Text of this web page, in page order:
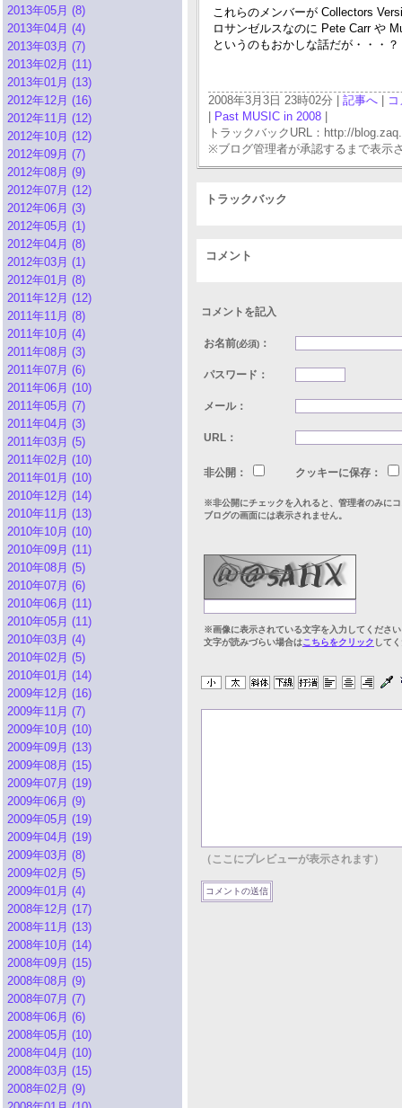
2013年05月 (8)
2013年04月 (4)
2013年03月 (7)
2013年02月 (11)
2013年01月 (13)
2012年12月 (16)
2012年11月 (12)
2012年10月 (12)
2012年09月 (7)
2012年08月 (9)
2012年07月 (12)
2012年06月 (3)
2012年05月 (1)
2012年04月 (8)
2012年03月 (1)
2012年01月 (8)
2011年12月 (12)
2011年11月 (8)
2011年10月 (4)
2011年08月 (3)
2011年07月 (6)
2011年06月 (10)
2011年05月 (7)
2011年04月 (3)
2011年03月 (5)
2011年02月 (10)
2011年01月 (10)
2010年12月 (14)
2010年11月 (13)
2010年10月 (10)
2010年09月 (11)
2010年08月 (5)
2010年07月 (6)
2010年06月 (11)
2010年05月 (11)
2010年03月 (4)
2010年02月 (5)
2010年01月 (14)
2009年12月 (16)
2009年11月 (7)
2009年10月 (10)
2009年09月 (13)
2009年08月 (15)
2009年07月 (19)
2009年06月 (9)
2009年05月 (19)
2009年04月 (19)
2009年03月 (8)
2009年02月 (5)
2009年01月 (4)
2008年12月 (17)
2008年11月 (13)
2008年10月 (14)
2008年09月 (15)
2008年08月 (9)
2008年07月 (7)
2008年06月 (6)
2008年05月 (10)
2008年04月 (10)
2008年03月 (15)
2008年02月 (9)
これらのメンバーが Collectors
ロサンゼルスなのに Pete Carr や
というのもおかしな話だが・・・？
2008年3月3日 23時02分 | 記事へ
Past MUSIC in 2008
トラックバックURL：http://
※ブログ管理者が承認するまで表示
トラックバック
コメント
コメントを記入
お名前(必須) ：
パスワード：
メール：
URL：
非公開： クッキーに保存：
※非公開にチェックを入れると、管理者のみに
ブログの画面には表示されません。
※画像に表示されている文字を入力してくださ
文字が読みづらい場合はこちらをクリック して
（ここにプレビューが表示されます）